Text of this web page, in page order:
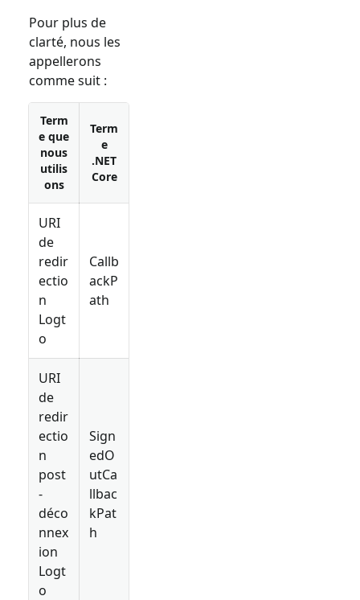
Pour plus de
clarté, nous les
appellerons
comme suit :
Term
e que
nous
utilis
ons
Term
e
.NET
Core
URI
de
redir
ectio
n
Logt
o
Callb
ackP
ath
URI
de
redir
ectio
n
post
-
déco
nnex
ion
Logt
o
Sign
edO
utCa
llbac
kPat
h